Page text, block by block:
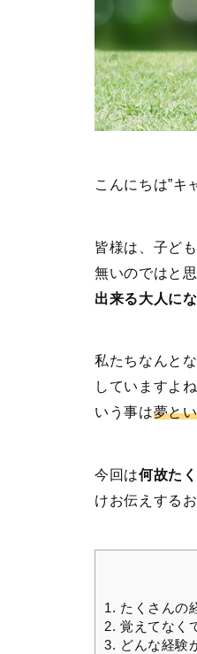
こんにちは”キ
皆様は、子ど
無いのではと
出来る大人に
私たちなんと
していますよ
いう事は夢と
今回は何故た
けお伝えする
1. たくさんの
2. 覚えてなく
3. どんな経験